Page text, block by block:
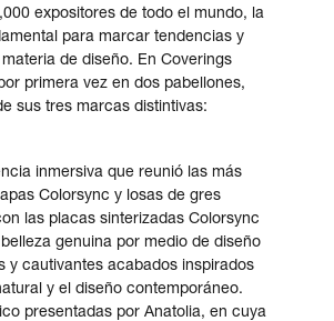
expositores de todo el mundo, la
para marcar tendencias y
de diseño. En Coverings
primera vez en dos pabellones,
sus tres marcas distintivas:
inmersiva que reunió las más
Colorsync y losas de gres
las placas sinterizadas Colorsync
genuina por medio de diseño
y cautivantes acabados inspirados
y el diseño contemporáneo.
presentadas por Anatolia, en cuya